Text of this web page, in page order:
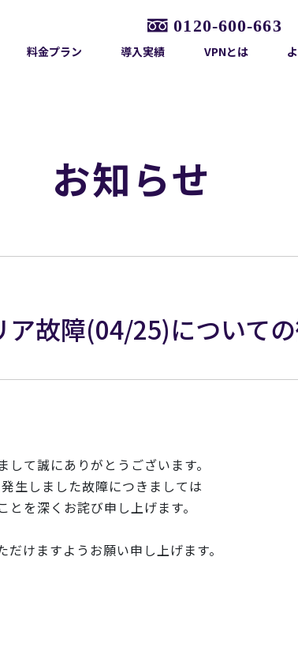
料金プラン 導入実績 VPNとは
お知らせ
故障(04/25)について
して誠にありがとうござい ます。
生しました故障につき ましては
とを深くお詫び申し上げます。
だけますようお願い申し上げます。